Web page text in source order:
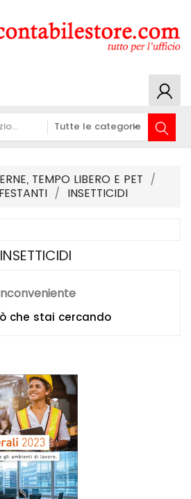
TEMPO LIBERO E PET
INSETTICIDI
INSETTICIDI
che stai cercando